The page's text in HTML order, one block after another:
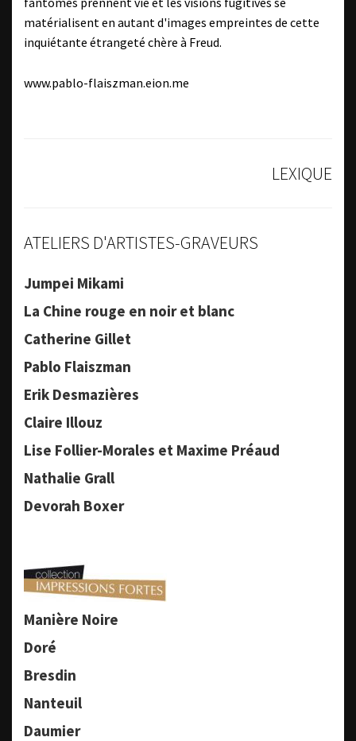
matérialisent en autant d'images empreintes de cette
inquiétante étrangeté chère à Freud.
www.pablo-flaiszman.eion.me
LEXIQUE
ATELIERS D'ARTISTES-GRAVEURS
Jumpei Mikami
La Chine rouge en noir et blanc
Catherine Gillet
Pablo Flaiszman
Erik Desmazières
Claire Illouz
Lise Follier-Morales et Maxime Préaud
Nathalie Grall
Devorah Boxer
Manière Noire
Doré
Bresdin
Nanteuil
Daumier